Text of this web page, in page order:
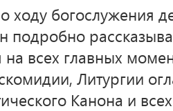
ходу богослужения
подробно
на всех главных
Литургии
Канона и